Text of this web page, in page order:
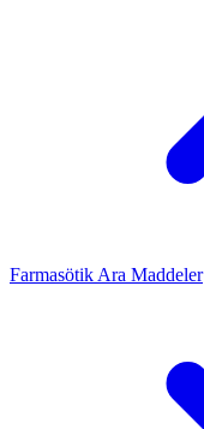
Farmasötik Ara Maddeler